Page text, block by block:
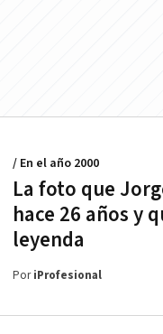
La foto que
hace 26 años y
leyenda
/ En el año 2000
PoriProfesional